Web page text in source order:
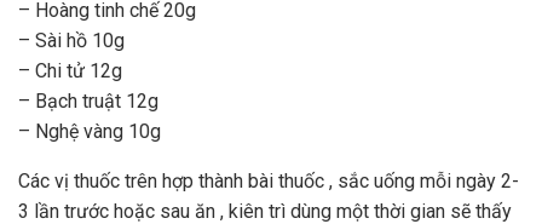
– Hoàng tinh chế 20g
– Sài hồ 10g
– Chi tử 12g
– Bạch truật 12g
– Nghệ vàng 10g
Các vị thuốc trên hợp thành bài thuốc , sắc uống mỗi ngày 2-
3 lần trước hoặc sau ăn , kiên trì dùng một thời gian sẽ thấy